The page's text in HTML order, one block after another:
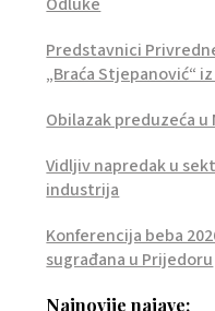
Predstavnici
„Braća Stjepanović“
Obilazak preduzeća u
Vidljiv napredak u
industrija
Konferencija beba
sugrađana u Prijedoru
Najnovije najave: